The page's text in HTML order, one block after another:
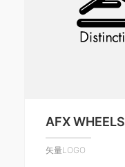
AFX WHEELS
矢量LOGO